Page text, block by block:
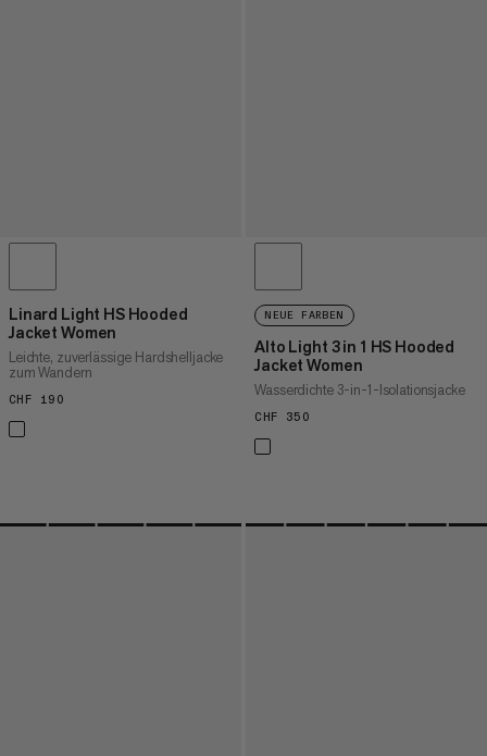
Linard Light HS Hooded
Jacket Women
Leichte, zuverlässige Hardshelljacke
zum Wandern
CHF 190
NEUE FARBEN
Alto Light 3 in 1 HS Hooded
Jacket Women
Wasserdichte 3-in-1-Isolationsjacke
CHF 350